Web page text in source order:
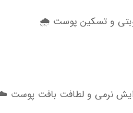
و تسکین پوست 🌧
نرمی و لطافت بافت پوست